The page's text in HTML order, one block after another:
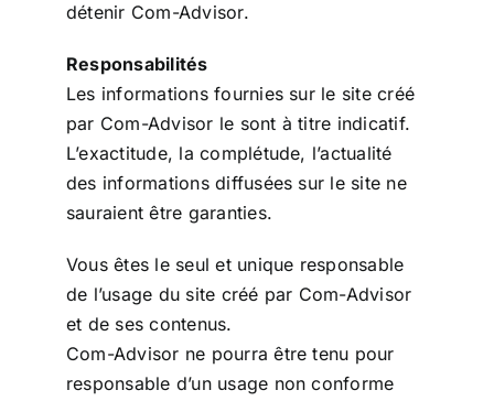
détenir Com-Advisor.
Responsabilités
Les informations fournies sur le site créé
par Com-Advisor le sont à titre indicatif.
L’exactitude, la complétude, l’actualité
des informations diffusées sur le site ne
sauraient être garanties.
Vous êtes le seul et unique responsable
de l’usage du site créé par Com-Advisor
et de ses contenus.
Com-Advisor ne pourra être tenu pour
responsable d’un usage non conforme